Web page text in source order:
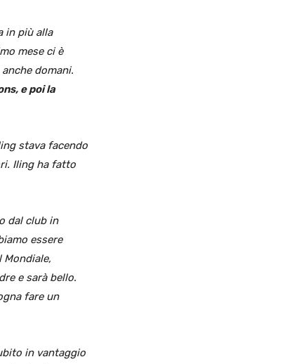
in più alla
mese ci è
domani.
e poi la
stava facendo
Iling ha fatto
dal club in
essere
e sarà bello.
fare un
in vantaggio